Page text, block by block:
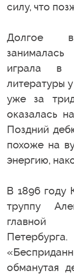
силу, что
Долгое
играла в
литературы
уже за
оказалась
Поздний
похоже на
энергию,
В 1896 году
труппу
главной
обманутая